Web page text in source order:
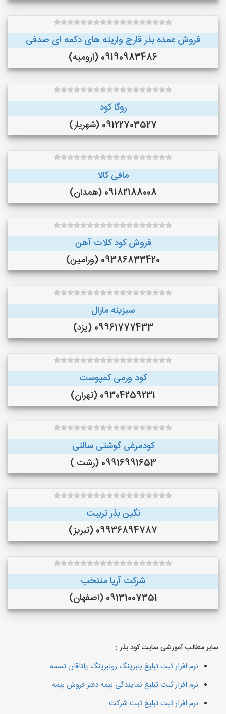
فروش عمده بذر قارچ واریته های دکمه ای صدفی
09190983486 (ارومیه)
روگا کود
09122703527 (شهریار)
مافی کالا
09182188008 (همدان)
فروش کود کلات آهن
09386833420 (ورامین)
سبزینه مارال
09961777433 (یزد)
کود ورمی کمپوست
09304259231 (تهران)
کودمرغی گوشتی سالنی
09916991653 (رشت )
نگین بذر تربیت
09936894787 (تبریز)
شرکت آریا منتخب
09131007351 (اصفهان)
سایر مطالب آموزشی سایت کود بذر :
نرم افزار ثبت تبلیغ بلبرینگ رولبرینگ یاتاقان تسمه
نرم افزار ثبت تبلیغ نمایندگی بیمه دفتر فروش بیمه
نرم افزار ثبت تبلیغ ثبت شرکت